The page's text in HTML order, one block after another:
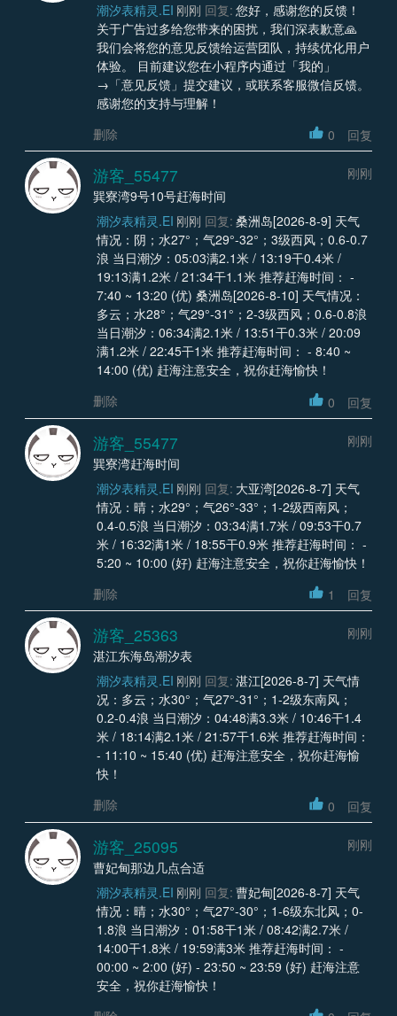
潮汐表精灵.EI 刚刚 回复: 您好，感谢您的反馈！
关于广告过多给您带来的困扰，我们深表歉意🙏
我们会将您的意见反馈给运营团队，持续优化用户
体验。 目前建议您在小程序内通过「我的」
→「意见反馈」提交建议，或联系客服微信反馈。
感谢您的支持与理解！
删除
0 回复
游客_55477
刚刚
巽寮湾9号10号赶海时间
潮汐表精灵.EI 刚刚 回复: 桑洲岛[2026-8-9] 天气
情况：阴；水27°；气29°-32°；3级西风；0.6-0.7
浪 当日潮汐：05:03满2.1米 / 13:19干0.4米 /
19:13满1.2米 / 21:34干1.1米 推荐赶海时间： -
7:40 ~ 13:20 (优) 桑洲岛[2026-8-10] 天气情况：
多云；水28°；气29°-31°；2-3级西风；0.6-0.8浪
当日潮汐：06:34满2.1米 / 13:51干0.3米 / 20:09
满1.2米 / 22:45干1米 推荐赶海时间： - 8:40 ~
14:00 (优) 赶海注意安全，祝你赶海愉快！
删除
0 回复
游客_55477
刚刚
巽寮湾赶海时间
潮汐表精灵.EI 刚刚 回复: 大亚湾[2026-8-7] 天气
情况：晴；水29°；气26°-33°；1-2级西南风；
0.4-0.5浪 当日潮汐：03:34满1.7米 / 09:53干0.7
米 / 16:32满1米 / 18:55干0.9米 推荐赶海时间： -
5:20 ~ 10:00 (好) 赶海注意安全，祝你赶海愉快！
删除
1 回复
游客_25363
刚刚
湛江东海岛潮汐表
潮汐表精灵.EI 刚刚 回复: 湛江[2026-8-7] 天气情
况：多云；水30°；气27°-31°；1-2级东南风；
0.2-0.4浪 当日潮汐：04:48满3.3米 / 10:46干1.4
米 / 18:14满2.1米 / 21:57干1.6米 推荐赶海时间：
- 11:10 ~ 15:40 (优) 赶海注意安全，祝你赶海愉
快！
删除
0 回复
游客_25095
刚刚
曹妃甸那边几点合适
潮汐表精灵.EI 刚刚 回复: 曹妃甸[2026-8-7] 天气
情况：晴；水30°；气27°-30°；1-6级东北风；0-
1.8浪 当日潮汐：01:58干1米 / 08:42满2.7米 /
14:00干1.8米 / 19:59满3米 推荐赶海时间： -
00:00 ~ 2:00 (好) - 23:50 ~ 23:59 (好) 赶海注意
安全，祝你赶海愉快！